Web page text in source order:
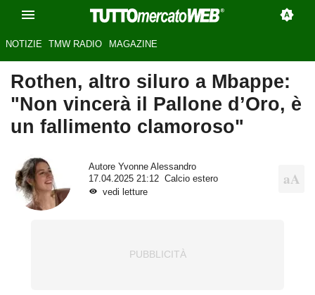
NOTIZIE TMW RADIO MAGAZINE
Rothen, altro siluro a Mbappe:
"Non vincerà il Pallone d’Oro, è
un fallimento clamoroso"
Autore Yvonne Alessandro
17.04.2025 21:12
Calcio estero
vedi letture